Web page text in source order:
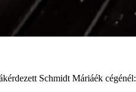
Schmidt Máriáék cégénél: